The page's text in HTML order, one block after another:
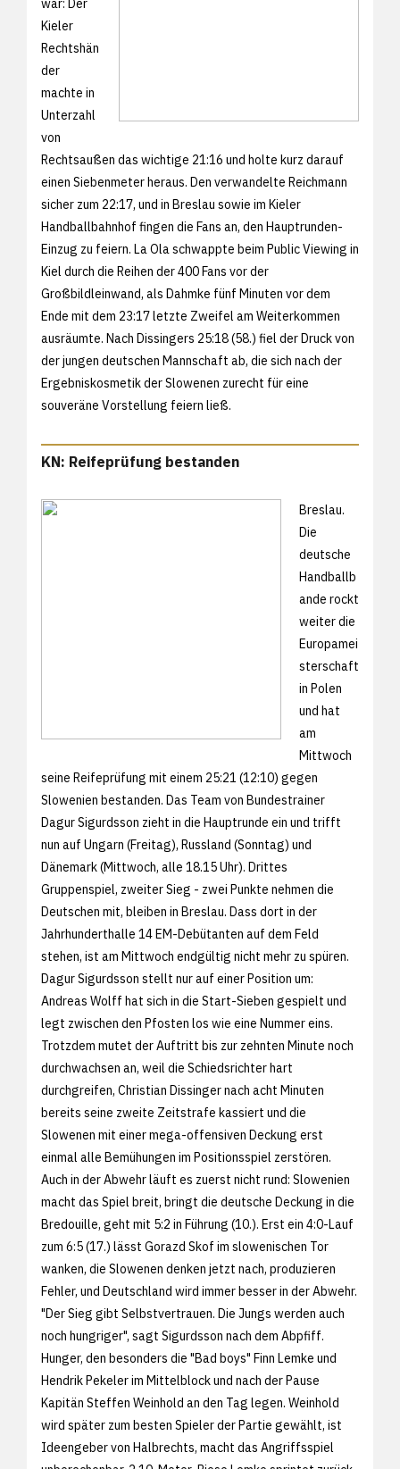
war: Der
Kieler
Rechtshän
der
machte in
Unterzahl
von
Rechtsaußen das wichtige 21:16 und holte kurz darauf
einen Siebenmeter heraus. Den verwandelte Reichmann
sicher zum 22:17, und in Breslau sowie im Kieler
Handballbahnhof fingen die Fans an, den Hauptrunden-
Einzug zu feiern. La Ola schwappte beim Public Viewing in
Kiel durch die Reihen der 400 Fans vor der
Großbildleinwand, als Dahmke fünf Minuten vor dem
Ende mit dem 23:17 letzte Zweifel am Weiterkommen
ausräumte. Nach Dissingers 25:18 (58.) fiel der Druck von
der jungen deutschen Mannschaft ab, die sich nach der
Ergebniskosmetik der Slowenen zurecht für eine
souveräne Vorstellung feiern ließ.
KN: Reifeprüfung bestanden
Breslau.
Die
deutsche
Handballb
ande rockt
weiter die
Europamei
sterschaft
in Polen
und hat
am
Mittwoch
seine Reifeprüfung mit einem 25:21 (12:10) gegen
Slowenien bestanden. Das Team von Bundestrainer
Dagur Sigurdsson zieht in die Hauptrunde ein und trifft
nun auf Ungarn (Freitag), Russland (Sonntag) und
Dänemark (Mittwoch, alle 18.15 Uhr). Drittes
Gruppenspiel, zweiter Sieg - zwei Punkte nehmen die
Deutschen mit, bleiben in Breslau. Dass dort in der
Jahrhunderthalle 14 EM-Debütanten auf dem Feld
stehen, ist am Mittwoch endgültig nicht mehr zu spüren.
Dagur Sigurdsson stellt nur auf einer Position um:
Andreas Wolff hat sich in die Start-Sieben gespielt und
legt zwischen den Pfosten los wie eine Nummer eins.
Trotzdem mutet der Auftritt bis zur zehnten Minute noch
durchwachsen an, weil die Schiedsrichter hart
durchgreifen, Christian Dissinger nach acht Minuten
bereits seine zweite Zeitstrafe kassiert und die
Slowenen mit einer mega-offensiven Deckung erst
einmal alle Bemühungen im Positionsspiel zerstören.
Auch in der Abwehr läuft es zuerst nicht rund: Slowenien
macht das Spiel breit, bringt die deutsche Deckung in die
Bredouille, geht mit 5:2 in Führung (10.). Erst ein 4:0-Lauf
zum 6:5 (17.) lässt Gorazd Skof im slowenischen Tor
wanken, die Slowenen denken jetzt nach, produzieren
Fehler, und Deutschland wird immer besser in der Abwehr.
"Der Sieg gibt Selbstvertrauen. Die Jungs werden auch
noch hungriger", sagt Sigurdsson nach dem Abpfiff.
Hunger, den besonders die "Bad boys" Finn Lemke und
Hendrik Pekeler im Mittelblock und nach der Pause
Kapitän Steffen Weinhold an den Tag legen. Weinhold
wird später zum besten Spieler der Partie gewählt, ist
Ideengeber von Halbrechts, macht das Angriffsspiel